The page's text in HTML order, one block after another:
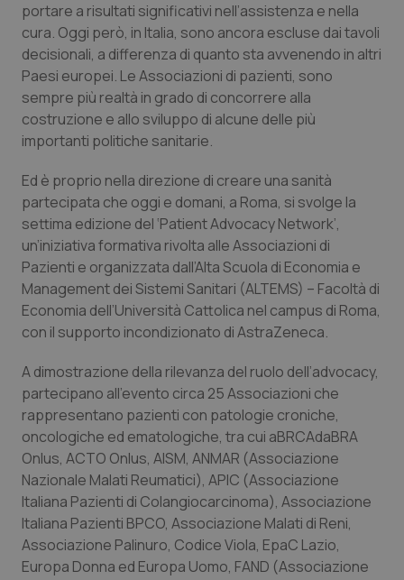
Lazio
Liguria
Lombardia
Marche
Molise
Piemonte
Provincia Autonoma di Bolzano
Provincia Autonoma di Trento
Puglia
Sardegna
Sicilia
Toscana
Diabete & glucometri
Disturbi dell’umore
Dolore
Donna & Salute
Epatiti
HIV
Infezioni & Febbre
Ipertensione & Scompenso
Malattie rare
Malattia di Crohn & Rettocolite Ulcerosa
Neuroscienze & patologie neurodegenerative
Obesità
portare a risultati significativi nell’assistenza e nella
cura. Oggi però, in Italia, sono ancora escluse dai tavoli
decisionali, a differenza di quanto sta avvenendo in altri
Paesi europei. Le Associazioni di pazienti, sono
sempre più realtà in grado di concorrere alla
costruzione e allo sviluppo di alcune delle più
importanti politiche sanitarie.
Ed è proprio nella direzione di creare una sanità
partecipata che oggi e domani, a Roma, si svolge la
settima edizione del ‘Patient Advocacy Network’,
un’iniziativa formativa rivolta alle Associazioni di
Pazienti e organizzata dall’Alta Scuola di Economia e
Management dei Sistemi Sanitari (ALTEMS) – Facoltà di
Economia dell’Università Cattolica nel campus di Roma,
con il supporto incondizionato di AstraZeneca.
A dimostrazione della rilevanza del ruolo dell’advocacy,
partecipano all’evento circa 25 Associazioni che
rappresentano pazienti con patologie croniche,
oncologiche ed ematologiche, tra cui aBRCAdaBRA
Onlus, ACTO Onlus, AISM, ANMAR (Associazione
Nazionale Malati Reumatici), APIC (Associazione
Italiana Pazienti di Colangiocarcinoma), Associazione
Italiana Pazienti BPCO, Associazione Malati di Reni,
Associazione Palinuro, Codice Viola, EpaC Lazio,
Europa Donna ed Europa Uomo, FAND (Associazione